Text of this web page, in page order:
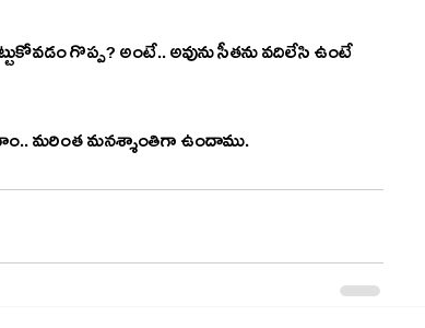
మరింత మనశ్శాంతిగా ఉందాము.